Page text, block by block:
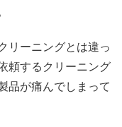
リーニングとは違っ
頼するクリーニング
品が痛んでしまって